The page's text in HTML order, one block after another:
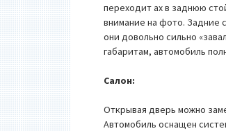
переходит ах в заднюю
внимание на фото. Задние
они довольно сильно
габаритам, автомобиль
Салон:
Открывая дверь можно
Автомобиль оснащен